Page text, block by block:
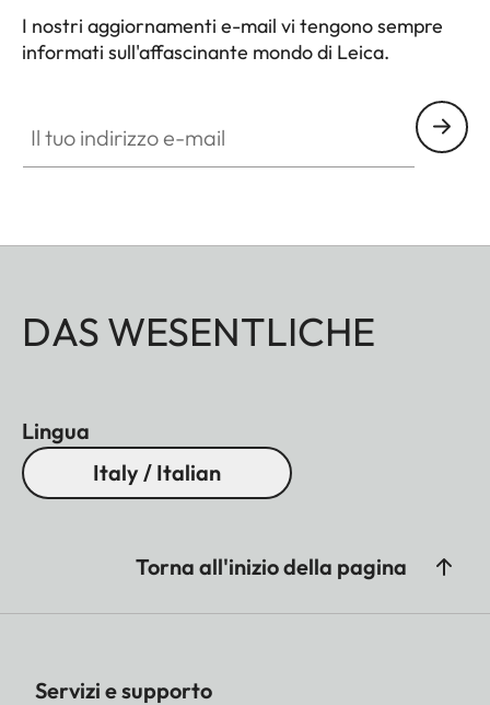
I nostri aggiornamenti e-mail vi tengono sempre
informati sull'affascinante mondo di Leica.
DAS WESENTLICHE
Lingua
Italy / Italian
Torna all'inizio della pagina
Servizi e supporto